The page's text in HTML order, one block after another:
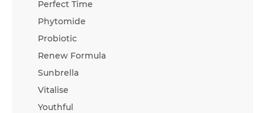
Perfect Time
Phytomide
Probiotic
Renew Formula
Sunbrella
Vitalise
Youthful